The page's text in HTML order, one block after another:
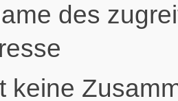
des
keine